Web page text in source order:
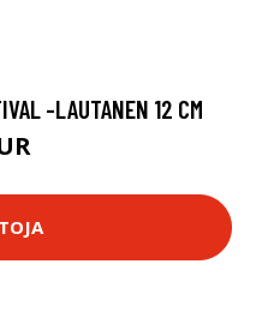
-LAUTANEN 12 CM